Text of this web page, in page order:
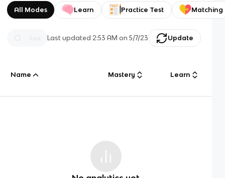
All Modes Learn Practice Test Matching
Last updated2:53 AM on 5/7/23 Update
Name Mastery Learn